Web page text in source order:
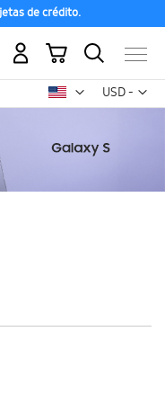
de crédito.
USD -
dólar
Mi carrito